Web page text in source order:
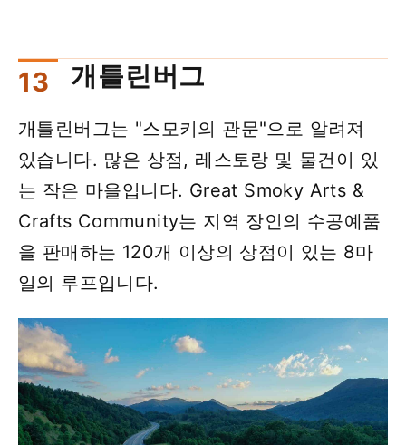
개틀린버그
개틀린버그는 "스모키의 관문"으로 알려져
있습니다. 많은 상점, 레스토랑 및 물건이 있
는 작은 마을입니다. Great Smoky Arts &
Crafts Community는 지역 장인의 수공예품
을 판매하는 120개 이상의 상점이 있는 8마
일의 루프입니다.